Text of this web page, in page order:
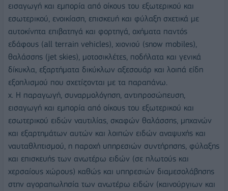
εισαγωγή και εμπορία από οίκους του εξωτερικού και
εσωτερικού, ενοικίαση, επισκευή και φύλαξη σχετικά με
αυτοκίνητα επιβατηγά και φορτηγά, οχήματα παντός
εδάφους (all terrain vehicles), χιονιού (snow mobiles),
θαλάσσης (jet skies), μοτοσικλέτες, ποδήλατα και γενικά
δίκυκλα, εξαρτήματα δικύκλων αξεσουάρ και λοιπά είδη
εξοπλισμού που σχετίζονται με τα παραπάνω.
x. Η παραγωγή, συναρμολόγηση, αντιπροσώπευση,
εισαγωγή και εμπορία από οίκους του εξωτερικού και
εσωτερικού ειδών ναυτιλίας, σκαφών θαλάσσης, μηχανών
και εξαρτημάτων αυτών και λοιπών ειδών αναψυχής και
ναυταθλητισμού, η παροχή υπηρεσιών συντήρησης, φύλαξης
και επισκευής των ανωτέρω ειδών (σε πλωτούς και
χερσαίους χώρους) καθώς και υπηρεσιών διαμεσολάβησης
στην αγοραπωλησία των ανωτέρω ειδών (καινούργιων και